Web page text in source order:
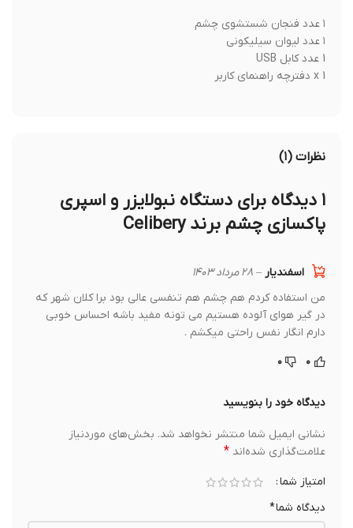
نظرات (۱)
دستگاه نبولایزر و اسپری
پاکسازی چشم برند Celibery
اسفندیار– ۲۸ مرداد ۱۴۰۳
من استفاده کردم هم چشم هم تنفسی عالی بود برا کلان شهر که
در گیر هوای آلوده هستیم می تونه مفید باشه احساس خوبی
دارم انگار نفس راحتی میکشم .
دیدگاه خود را بنویسید
نشانی ایمیل شما منتشر نخواهد شد. بخش‌های موردنیاز
علامت‌گذاری شده‌اند*
امتیاز شما
دیدگاه شما*